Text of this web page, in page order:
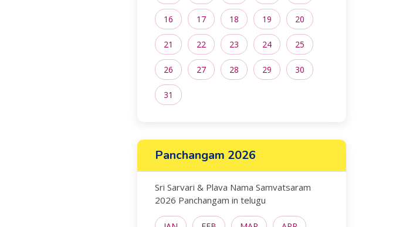
16 17 18 19 20
21 22 23 24 25
26 27 28 29 30
31
Panchangam 2026
Sri Sarvari & Plava Nama Samvatsaram
2026 Panchangam in telugu